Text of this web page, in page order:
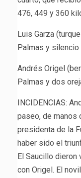
476, 449 y 360
Luis Garza
Palmas y
Andrés Origel
Palmas y dos
INCIDENCIAS:
paseo, de manos
presidenta de la
haber sido el
El Saucillo dieron
con Origel. El